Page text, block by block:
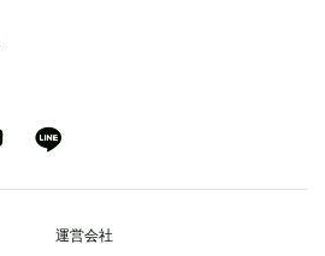
運営会社